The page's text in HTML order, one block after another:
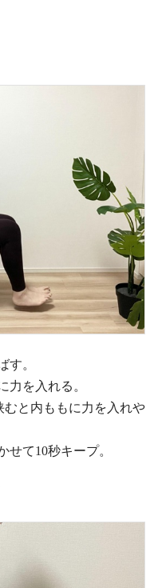
す。
力を入れる。
むと内ももに力を入れや
せて10秒キープ。